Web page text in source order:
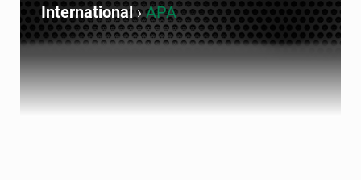
International›APA